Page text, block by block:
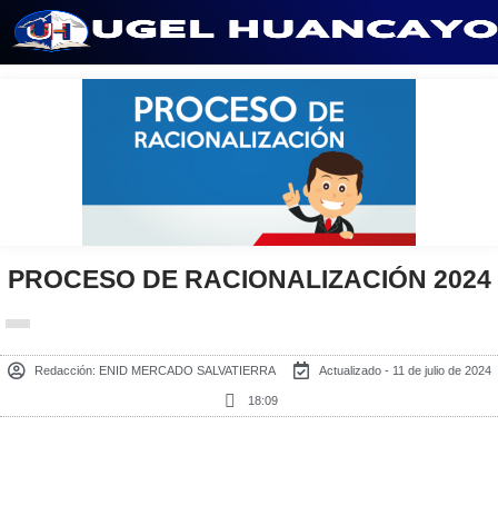
PROCESO DE RACIONALIZACIÓN 2024
Redacción: ENID MERCADO SALVATIERRA Actualizado - 11 de julio de 2024
18:09